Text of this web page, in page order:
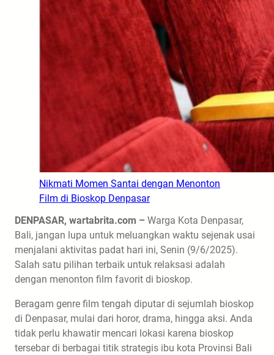
Nikmati Momen Santai dengan Menonton
Film di Bioskop Denpasar
DENPASAR, wartabrita.com – Warga Kota Denpasar,
Bali, jangan lupa untuk meluangkan waktu sejenak usai
menjalani aktivitas padat hari ini, Senin (9/6/2025).
Salah satu pilihan terbaik untuk relaksasi adalah
dengan menonton film favorit di bioskop.
Beragam genre film tengah diputar di sejumlah bioskop
di Denpasar, mulai dari horor, drama, hingga aksi. Anda
tidak perlu khawatir mencari lokasi karena bioskop
tersebar di berbagai titik strategis ibu kota Provinsi Bali